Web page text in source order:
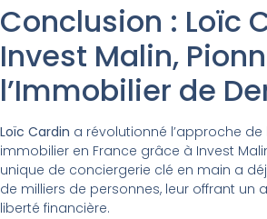
Conclusion : Loïc
Invest Malin,
l’Immobilier de
Loïc Cardin a révolutionné l’approche de
immobilier en France grâce à Invest
unique de conciergerie clé en main a
de milliers de personnes, leur offrant un
liberté financière.